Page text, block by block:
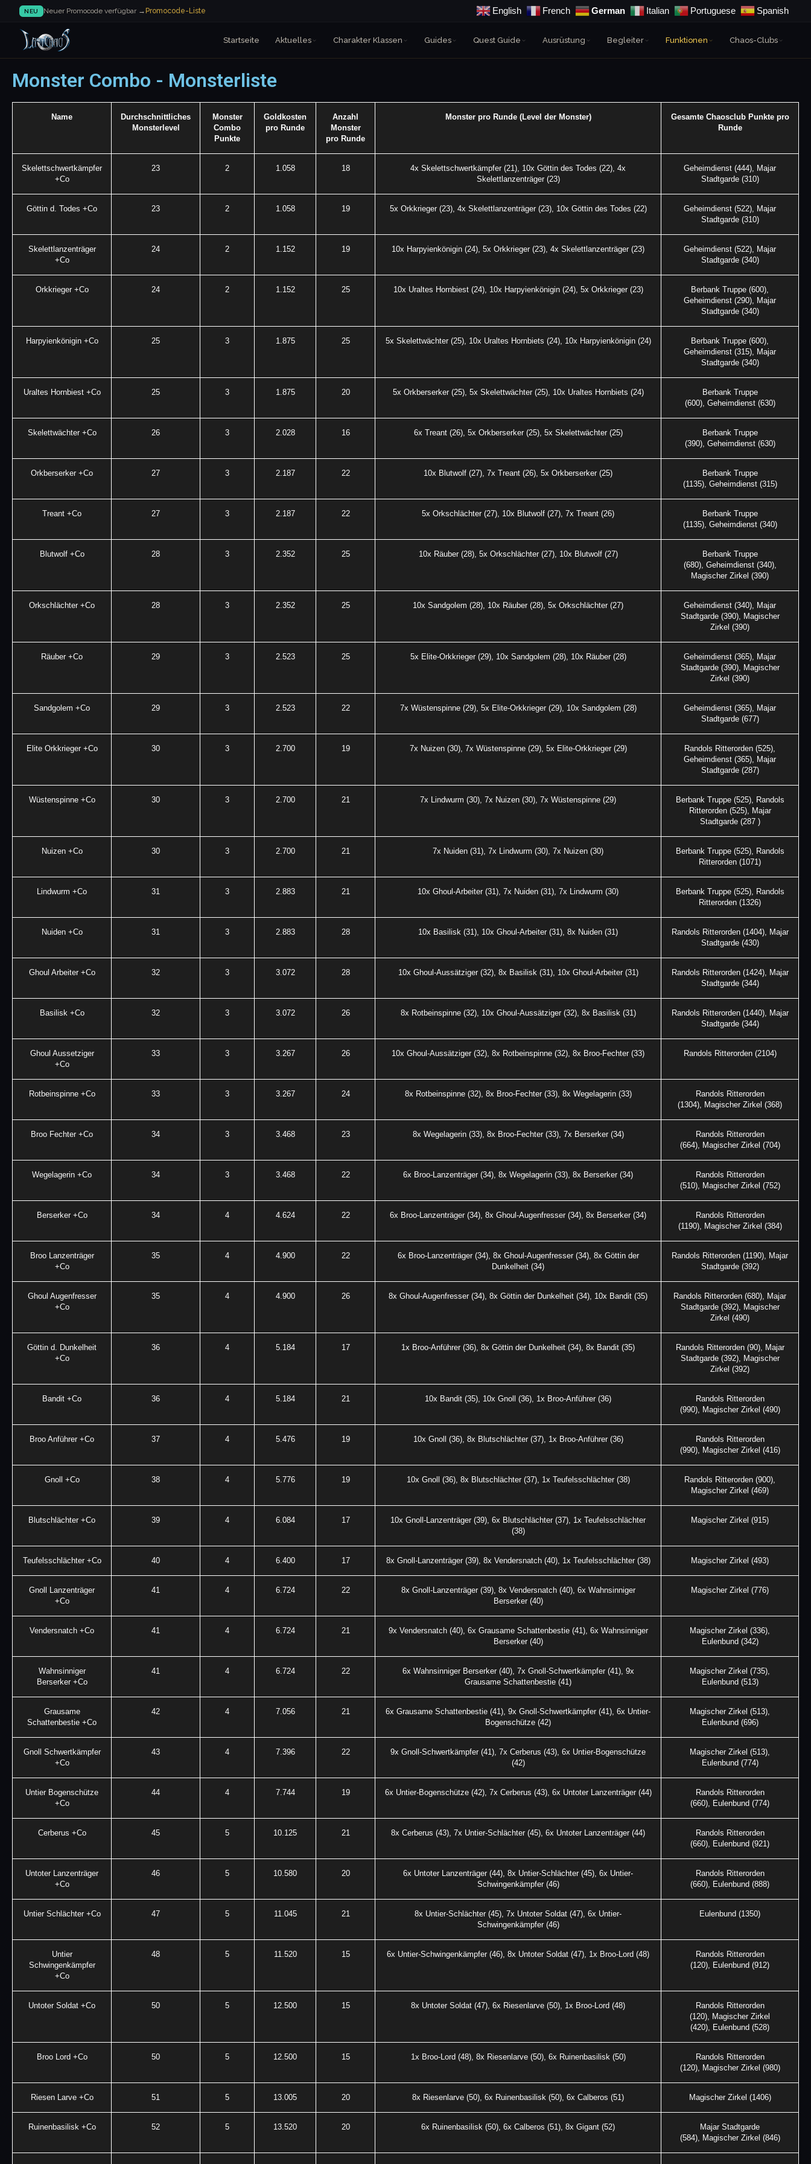
NEU Neuer Promocode verfügbar → Promocode-Liste English French German Italian Portuguese Spanish
Startseite Aktuelles Charakter Klassen Guides Quest Guide Ausrüstung Begleiter Funktionen Chaos-Clubs
Monster Combo - Monsterliste
Name
Durchschnittliches
Monsterlevel
Monster
Combo
Punkte
Goldkosten
pro Runde
Anzahl
Monster
pro Runde
Monster pro Runde (Level der Monster)
Gesamte Chaosclub Punkte pro
Runde
Skelettschwertkämpfer
+Co
23 2 1.058 18
4x Skelettschwertkämpfer (21), 10x Göttin des Todes (22), 4x
Skelettlanzenträger (23)
Geheimdienst (444), Majar
Stadtgarde (310)
Göttin d. Todes +Co 23 2 1.058 19 5x Orkkrieger (23), 4x Skelettlanzenträger (23), 10x Göttin des Todes (22)
Geheimdienst (522), Majar
Stadtgarde (310)
Skelettlanzenträger
+Co
24 2 1.152 19 10x Harpyienkönigin (24), 5x Orkkrieger (23), 4x Skelettlanzenträger (23)
Geheimdienst (522), Majar
Stadtgarde (340)
Orkkrieger +Co 24 2 1.152 25 10x Uraltes Hornbiest (24), 10x Harpyienkönigin (24), 5x Orkkrieger (23)
Berbank Truppe (600),
Geheimdienst (290), Majar
Stadtgarde (340)
Harpyienkönigin +Co 25 3 1.875 25 5x Skelettwächter (25), 10x Uraltes Hornbiets (24), 10x Harpyienkönigin (24)
Berbank Truppe (600),
Geheimdienst (315), Majar
Stadtgarde (340)
Uraltes Hornbiest +Co 25 3 1.875 20 5x Orkberserker (25), 5x Skelettwächter (25), 10x Uraltes Hornbiets (24)
Berbank Truppe
(600), Geheimdienst (630)
Skelettwächter +Co 26 3 2.028 16 6x Treant (26), 5x Orkberserker (25), 5x Skelettwächter (25)
Berbank Truppe
(390), Geheimdienst (630)
Orkberserker +Co 27 3 2.187 22 10x Blutwolf (27), 7x Treant (26), 5x Orkberserker (25)
Berbank Truppe
(1135), Geheimdienst (315)
Treant +Co 27 3 2.187 22 5x Orkschlächter (27), 10x Blutwolf (27), 7x Treant (26)
Berbank Truppe
(1135), Geheimdienst (340)
Blutwolf +Co 28 3 2.352 25 10x Räuber (28), 5x Orkschlächter (27), 10x Blutwolf (27)
Berbank Truppe
(680), Geheimdienst (340),
Magischer Zirkel (390)
Orkschlächter +Co 28 3 2.352 25 10x Sandgolem (28), 10x Räuber (28), 5x Orkschlächter (27)
Geheimdienst (340), Majar
Stadtgarde (390), Magischer
Zirkel (390)
Räuber +Co 29 3 2.523 25 5x Elite-Orkkrieger (29), 10x Sandgolem (28), 10x Räuber (28)
Geheimdienst (365), Majar
Stadtgarde (390), Magischer
Zirkel (390)
Sandgolem +Co 29 3 2.523 22 7x Wüstenspinne (29), 5x Elite-Orkkrieger (29), 10x Sandgolem (28)
Geheimdienst (365), Majar
Stadtgarde (677)
Elite Orkkrieger +Co 30 3 2.700 19 7x Nuizen (30), 7x Wüstenspinne (29), 5x Elite-Orkkrieger (29)
Randols Ritterorden (525),
Geheimdienst (365), Majar
Stadtgarde (287)
Wüstenspinne +Co 30 3 2.700 21 7x Lindwurm (30), 7x Nuizen (30), 7x Wüstenspinne (29)
Berbank Truppe (525), Randols
Ritterorden (525), Majar
Stadtgarde (287 )
Nuizen +Co 30 3 2.700 21 7x Nuiden (31), 7x Lindwurm (30), 7x Nuizen (30)
Berbank Truppe (525), Randols
Ritterorden (1071)
Lindwurm +Co 31 3 2.883 21 10x Ghoul-Arbeiter (31), 7x Nuiden (31), 7x Lindwurm (30)
Berbank Truppe (525), Randols
Ritterorden (1326)
Nuiden +Co 31 3 2.883 28 10x Basilisk (31), 10x Ghoul-Arbeiter (31), 8x Nuiden (31)
Randols Ritterorden (1404), Majar
Stadtgarde (430)
Ghoul Arbeiter +Co 32 3 3.072 28 10x Ghoul-Aussätziger (32), 8x Basilisk (31), 10x Ghoul-Arbeiter (31)
Randols Ritterorden (1424), Majar
Stadtgarde (344)
Basilisk +Co 32 3 3.072 26 8x Rotbeinspinne (32), 10x Ghoul-Aussätziger (32), 8x Basilisk (31)
Randols Ritterorden (1440), Majar
Stadtgarde (344)
Ghoul Aussetziger
+Co
33 3 3.267 26 10x Ghoul-Aussätziger (32), 8x Rotbeinspinne (32), 8x Broo-Fechter (33) Randols Ritterorden (2104)
Rotbeinspinne +Co 33 3 3.267 24 8x Rotbeinspinne (32), 8x Broo-Fechter (33), 8x Wegelagerin (33)
Randols Ritterorden
(1304), Magischer Zirkel (368)
Broo Fechter +Co 34 3 3.468 23 8x Wegelagerin (33), 8x Broo-Fechter (33), 7x Berserker (34)
Randols Ritterorden
(664), Magischer Zirkel (704)
Wegelagerin +Co 34 3 3.468 22 6x Broo-Lanzenträger (34), 8x Wegelagerin (33), 8x Berserker (34)
Randols Ritterorden
(510), Magischer Zirkel (752)
Berserker +Co 34 4 4.624 22 6x Broo-Lanzenträger (34), 8x Ghoul-Augenfresser (34), 8x Berserker (34)
Randols Ritterorden
(1190), Magischer Zirkel (384)
Broo Lanzenträger
+Co
35 4 4.900 22
6x Broo-Lanzenträger (34), 8x Ghoul-Augenfresser (34), 8x Göttin der
Dunkelheit (34)
Randols Ritterorden (1190), Majar
Stadtgarde (392)
Ghoul Augenfresser
+Co
35 4 4.900 26 8x Ghoul-Augenfresser (34), 8x Göttin der Dunkelheit (34), 10x Bandit (35)
Randols Ritterorden (680), Majar
Stadtgarde (392), Magischer
Zirkel (490)
Göttin d. Dunkelheit
+Co
36 4 5.184 17 1x Broo-Anführer (36), 8x Göttin der Dunkelheit (34), 8x Bandit (35)
Randols Ritterorden (90), Majar
Stadtgarde (392), Magischer
Zirkel (392)
Bandit +Co 36 4 5.184 21 10x Bandit (35), 10x Gnoll (36), 1x Broo-Anführer (36)
Randols Ritterorden
(990), Magischer Zirkel (490)
Broo Anführer +Co 37 4 5.476 19 10x Gnoll (36), 8x Blutschlächter (37), 1x Broo-Anführer (36)
Randols Ritterorden
(990), Magischer Zirkel (416)
Gnoll +Co 38 4 5.776 19 10x Gnoll (36), 8x Blutschlächter (37), 1x Teufelsschlächter (38)
Randols Ritterorden (900),
Magischer Zirkel (469)
Blutschlächter +Co 39 4 6.084 17
10x Gnoll-Lanzenträger (39), 6x Blutschlächter (37), 1x Teufelsschlächter
(38)
Magischer Zirkel (915)
Teufelsschlächter +Co 40 4 6.400 17 8x Gnoll-Lanzenträger (39), 8x Vendersnatch (40), 1x Teufelsschlächter (38) Magischer Zirkel (493)
Gnoll Lanzenträger
+Co
41 4 6.724 22
8x Gnoll-Lanzenträger (39), 8x Vendersnatch (40), 6x Wahnsinniger
Berserker (40)
Magischer Zirkel (776)
Vendersnatch +Co 41 4 6.724 21
9x Vendersnatch (40), 6x Grausame Schattenbestie (41), 6x Wahnsinniger
Berserker (40)
Magischer Zirkel (336),
Eulenbund (342)
Wahnsinniger
Berserker +Co
41 4 6.724 22
6x Wahnsinniger Berserker (40), 7x Gnoll-Schwertkämpfer (41), 9x
Grausame Schattenbestie (41)
Magischer Zirkel (735),
Eulenbund (513)
Grausame
Schattenbestie +Co
42 4 7.056 21
6x Grausame Schattenbestie (41), 9x Gnoll-Schwertkämpfer (41), 6x Untier-
Bogenschütze (42)
Magischer Zirkel (513),
Eulenbund (696)
Gnoll Schwertkämpfer
+Co
43 4 7.396 22
9x Gnoll-Schwertkämpfer (41), 7x Cerberus (43), 6x Untier-Bogenschütze
(42)
Magischer Zirkel (513),
Eulenbund (774)
Untier Bogenschütze
+Co
44 4 7.744 19 6x Untier-Bogenschütze (42), 7x Cerberus (43), 6x Untoter Lanzenträger (44)
Randols Ritterorden
(660), Eulenbund (774)
Cerberus +Co 45 5 10.125 21 8x Cerberus (43), 7x Untier-Schlächter (45), 6x Untoter Lanzenträger (44)
Randols Ritterorden
(660), Eulenbund (921)
Untoter Lanzenträger
+Co
46 5 10.580 20
6x Untoter Lanzenträger (44), 8x Untier-Schlächter (45), 6x Untier-
Schwingenkämpfer (46)
Randols Ritterorden
(660), Eulenbund (888)
Untier Schlächter +Co 47 5 11.045 21
8x Untier-Schlächter (45), 7x Untoter Soldat (47), 6x Untier-
Schwingenkämpfer (46)
Eulenbund (1350)
Untier
Schwingenkämpfer
+Co
48 5 11.520 15 6x Untier-Schwingenkämpfer (46), 8x Untoter Soldat (47), 1x Broo-Lord (48)
Randols Ritterorden
(120), Eulenbund (912)
Untoter Soldat +Co 50 5 12.500 15 8x Untoter Soldat (47), 6x Riesenlarve (50), 1x Broo-Lord (48)
Randols Ritterorden
(120), Magischer Zirkel
(420), Eulenbund (528)
Broo Lord +Co 50 5 12.500 15 1x Broo-Lord (48), 8x Riesenlarve (50), 6x Ruinenbasilisk (50)
Randols Ritterorden
(120), Magischer Zirkel (980)
Riesen Larve +Co 51 5 13.005 20 8x Riesenlarve (50), 6x Ruinenbasilisk (50), 6x Calberos (51) Magischer Zirkel (1406)
Ruinenbasilisk +Co 52 5 13.520 20 6x Ruinenbasilisk (50), 6x Calberos (51), 8x Gigant (52)
Majar Stadtgarde
(584), Magischer Zirkel (846)